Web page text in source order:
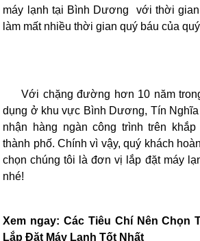
máy lạnh tại Bình Dương với thời gian
làm mất nhiều thời gian quý báu của
Với chặng đường hơn 10 năm
dụng ở khu vực Bình Dương, Tín
nhận hàng ngàn công trình trên
thành phố. Chính vì vậy, quý khách
chọn chúng tôi là đơn vị lắp đặt máy
nhé!
Xem ngay: Các Tiêu Chí Nên Chọn
Lắp Đặt Máy Lạnh Tốt Nhất